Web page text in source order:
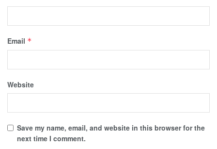
Email *
Website
Save my name, email, and website in this browser for the
next time I comment.